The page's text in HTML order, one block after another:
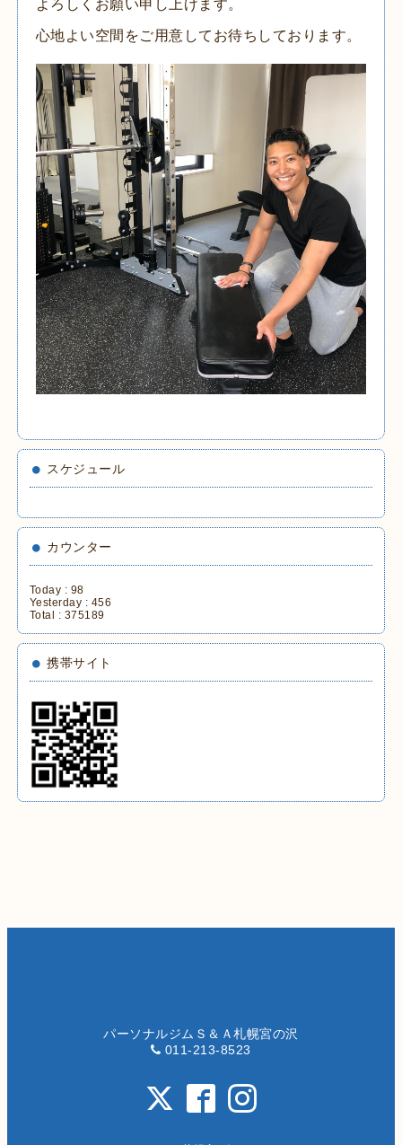
よろしくお願い申し上げます。
心地よい空間をご用意してお待ちしております。
スケジュール
カウンター
Today : 98
Yesterday : 456
Total : 375189
携帯サイト
パーソナルジムＳ＆Ａ札幌宮の沢
011-213-8523